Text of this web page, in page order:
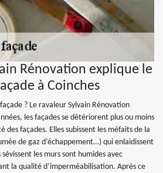
Rénovation explique le
à Coinches
? Le ravaleur Sylvain Rénovation
les façades se détériorent plus ou moins
façades. Elles subissent les méfaits de la
de gaz d’échappement…) qui enlaidissent
les murs sont humides avec
la qualité d’imperméabilisation. Après ce